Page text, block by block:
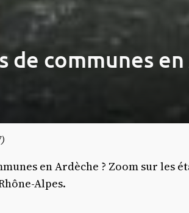
communes en
en Ardèche ? Zoom sur les
Alpes.